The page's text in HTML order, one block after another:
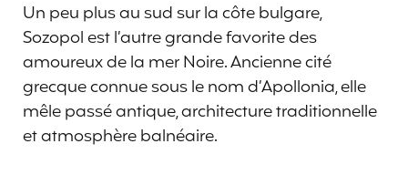
Un peu plus au sud sur la côte bulgare,
Sozopol est l’autre grande favorite des
amoureux de la mer Noire. Ancienne cité
grecque connue sous le nom d’Apollonia, elle
mêle passé antique, architecture traditionnelle
et atmosphère balnéaire.